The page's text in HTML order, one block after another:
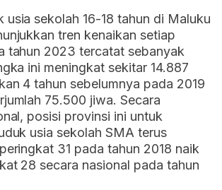
usia sekolah 16-18 tahun di Maluku
tren kenaikan setiap
tahun 2023 tercatat sebanyak
ini meningkat sekitar 14.887
4 tahun sebelumnya pada 2019
75.500 jiwa. Secara
posisi provinsi ini untuk
usia sekolah SMA terus
31 pada tahun 2018 naik
28 secara nasional pada tahun